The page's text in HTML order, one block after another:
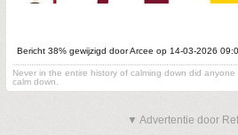
Bericht 38% gewijzigd door Arcee op 14-03-2026
Never in the entire history of calming down did
calm down.
▼ Advertentie door